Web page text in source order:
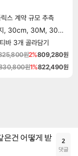
스 계약 규모 추측
30M, 30롤, 2팩
바 3개 골라담기
원2%809,280원
원1%822,490원
은건 어떻게 받
2
댓글